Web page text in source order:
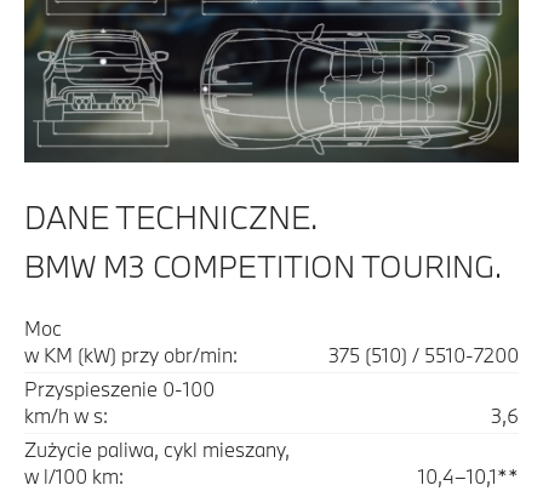
DANE TECHNICZNE.
BMW M3 COMPETITION TOURING.
Moc
w KM (kW) przy obr/min:
375 (510) / 5510-7200
Przyspieszenie 0-100
km/h w s:
3,6
Zużycie paliwa, cykl mieszany,
w l/100 km:
10,4–10,1**